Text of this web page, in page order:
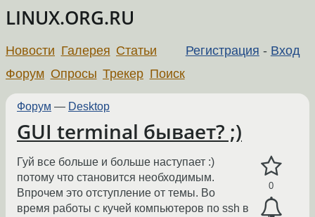
LINUX.ORG.RU
Регистрация - Вход
Новости Галерея Статьи
Форум Опросы Трекер Поиск
Форум — Desktop
GUI terminal бывает? ;)
0
Гуй все больше и больше наступает :)
потому что становится необходимым.
Впрочем это отступление от темы. Во
время работы с кучей компьютеров по ssh в